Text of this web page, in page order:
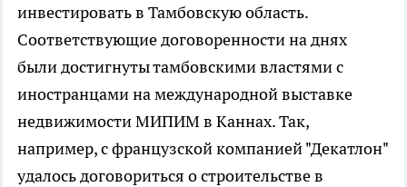
инвестировать в Тамбовскую область.
Соответствующие договоренности на днях
были достигнуты тамбовскими властями с
иностранцами на международной выставке
недвижимости МИПИМ в Каннах. Так,
например, с французской компанией "Декатлон"
удалось договориться о строительстве в